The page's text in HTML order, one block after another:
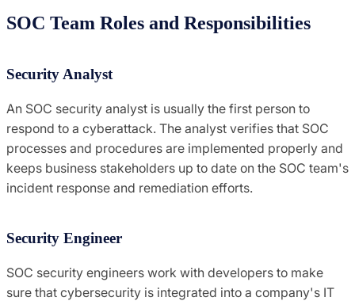
SOC Team Roles and Responsibilities
Security Analyst
An SOC security analyst is usually the first person to
respond to a cyberattack. The analyst verifies that SOC
processes and procedures are implemented properly and
keeps business stakeholders up to date on the SOC team's
incident response and remediation efforts.
Security Engineer
SOC security engineers work with developers to make
sure that cybersecurity is integrated into a company's IT